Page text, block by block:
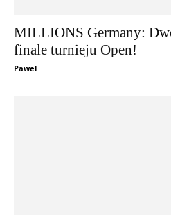
MILLIONS Germany:
finale turnieju Open!
Pawel